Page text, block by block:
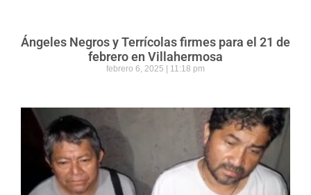
Ángeles Negros y Terrícolas firmes para el 21 de
febrero en Villahermosa
febrero 6, 2025 11:18 pm